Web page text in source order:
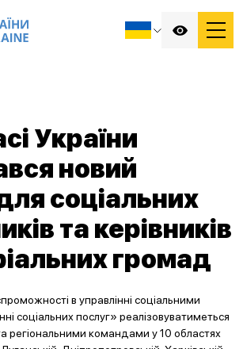
України
новий
соціальних
та керівників
громад
в управлінні соціальними
соціальних послуг» реалізовуватиметься
регіональними командами у 10 областях